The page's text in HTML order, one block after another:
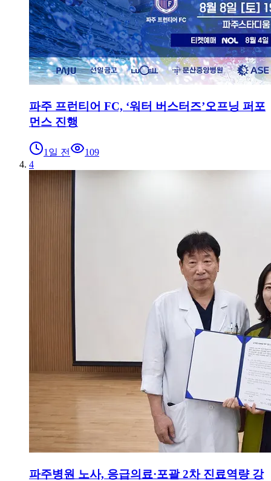
파주 프런티어 FC, ‘워터 버스터즈’오프닝 퍼포
먼스 진행
1일 전
109
4
파주병원 노사, 응급의료·포괄 2차 진료역량 강